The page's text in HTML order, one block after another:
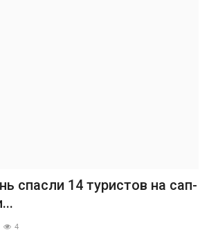
спасли 14 туристов на сап-
4